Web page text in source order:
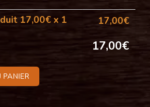
17,00€ x 1 17,00€
17,00€
PANIER